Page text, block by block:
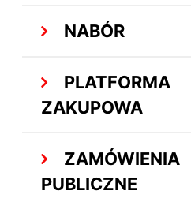
NABÓR
PLATFORMA
ZAKUPOWA
ZAMÓWIENIA
PUBLICZNE